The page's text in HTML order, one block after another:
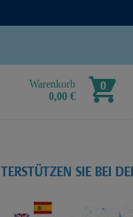
Warenkorb
0,00 €
0
SIE BEI